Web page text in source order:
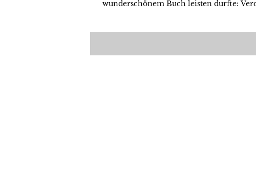
wunderschönem Buch leisten durfte: